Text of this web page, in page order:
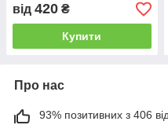
від 420 ₴
Купити
Про нас
93% позитивних з 406